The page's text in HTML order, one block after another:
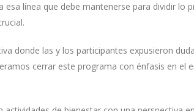
línea que debe mantenerse para dividir lo
donde las y los participantes expusieron
cerrar este programa con énfasis en el